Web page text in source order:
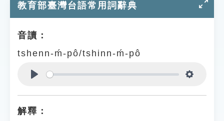
知識索引
遊戲專區
教育部臺灣台語常用詞辭典
音讀：
tshenn-ḿ-pô/tshinn-ḿ-pô
解釋：